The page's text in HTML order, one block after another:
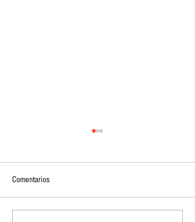
Comentarios